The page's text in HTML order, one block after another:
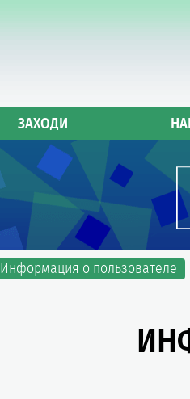
ЗАХОДИ
Информация о пользователе